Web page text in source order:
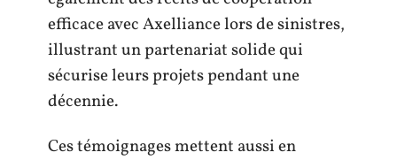
efficace avec Axelliance lors de sinistres,
illustrant un partenariat solide qui
sécurise leurs projets pendant une
décennie.
Ces témoignages mettent aussi en